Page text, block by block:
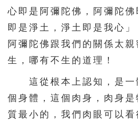
531 532 533
541 542 543
546 547 548
551 552 553
556 557 558
心即是阿彌陀佛，阿彌陀
即是淨土，淨土即是我心
阿彌陀佛跟我們的關係太
生，哪有不生的道理！
這從根本上認知，是一
個身體，這個肉身，肉身
質最小的，我們肉眼可以看